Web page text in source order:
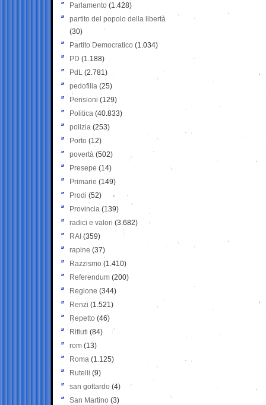
Parlamento (1.428)
partito del popolo della libertà
(30)
Partito Democratico (1.034)
PD (1.188)
PdL (2.781)
pedofilia (25)
Pensioni (129)
Politica (40.833)
polizia (253)
Porto (12)
povertà (502)
Presepe (14)
Primarie (149)
Prodi (52)
Provincia (139)
radici e valori (3.682)
RAI (359)
rapine (37)
Razzismo (1.410)
Referendum (200)
Regione (344)
Renzi (1.521)
Repetto (46)
Rifiuti (84)
rom (13)
Roma (1.125)
Rutelli (9)
san gottardo (4)
San Martino (3)